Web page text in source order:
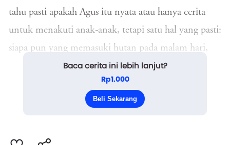
tahu pasti apakah Agus itu nyata atau hanya cerita
untuk menakuti anak-anak, tetapi satu hal yang pasti:
siapa pun yang memasuki hutan pada malam hari,
jarang sekali kembali.
Risa, seorang mahasiswi antropologi, datang ke
Baca cerita ini lebih lanjut?
Rp1.000
Beli Sekarang